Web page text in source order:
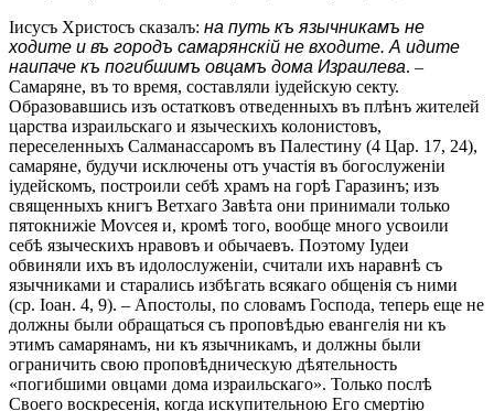
Іисусъ Христосъ сказалъ: на путь къ язычникамъ не
ходите и въ городъ самарянскій не входите. А идите
наипаче къ погибшимъ овцамъ дома Израилева. –
Самаряне, въ то время, составляли іудейскую секту.
Образовавшись изъ остатковъ отведенныхъ въ плѣнъ жителей
царства израильскаго и языческихъ колонистовъ,
переселенныхъ Салманассаромъ въ Палестину (4 Цар. 17, 24),
самаряне, будучи исключены отъ участія въ богослуженіи
іудейскомъ, построили себѣ храмъ на горѣ Гаразинъ; изъ
священныхъ книгъ Ветхаго Завѣта они принимали только
пятокнижіе Моѵсея и, кромѣ того, вообще много усвоили
себѣ языческихъ нравовъ и обычаевъ. Поэтому Іудеи
обвиняли ихъ въ идолослуженіи, считали ихъ наравнѣ съ
язычниками и старались избѣгать всякаго общенія съ ними
(ср. Іоан. 4, 9). – Апостолы, по словамъ Господа, теперь еще не
должны были обращаться съ проповѣдью евангелія ни къ
этимъ самарянамъ, ни къ язычникамъ, и должны были
ограничить свою проповѣдническую дѣятельность
«погибшими овцами дома израильскаго». Только послѣ
Своего воскресенія, когда искупительною Его смертію